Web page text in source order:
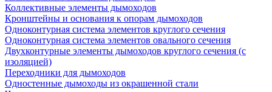
Коллективные элементы дымоходов
Кронштейны и основания к опорам дымоходов
Одноконтурная система элементов круглого сечения
Одноконтурная система элементов овального сечения
Двухконтурные элементы дымоходов круглого сечения (с
изоляцией)
Переходники для дымоходов
Одностенные дымоходы из окрашенной стали